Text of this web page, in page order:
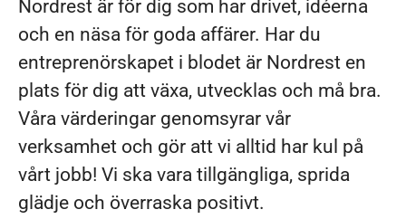
Nordrest är för dig som har drivet, idéerna
och en näsa för goda affärer. Har du
entreprenörskapet i blodet är Nordrest en
plats för dig att växa, utvecklas och må bra.
Våra värderingar genomsyrar vår
verksamhet och gör att vi alltid har kul på
vårt jobb! Vi ska vara tillgängliga, sprida
glädje och överraska positivt.